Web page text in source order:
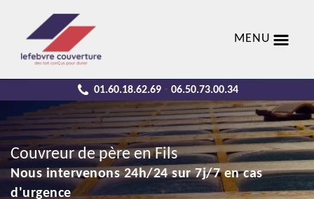
MENU
01.60.18.62.69 - 06.50.73.00.34
Couvreur de père en Fils
Nous intervenons 24h/24 sur 7j/7 en cas
d'urgence